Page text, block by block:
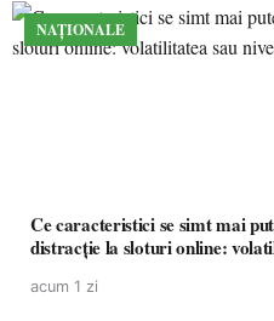
NAȚIONALE
Ce caracteristici se simt mai
distracție la sloturi online:
acum 1 zi